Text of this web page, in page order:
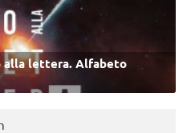
alla lettera. Alfabeto